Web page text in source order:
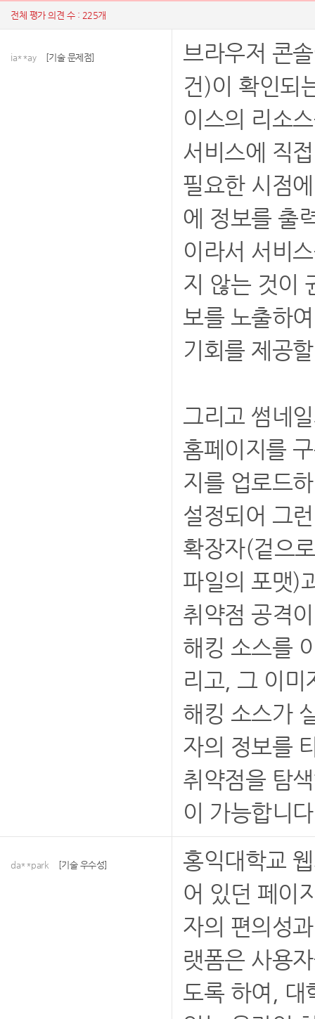
전체 평가 의견 수 : 225개
ia**ay [기술 문제점]
브라우저 콘
건)이 확인되
이스의 리소
서비스에 직
필요한 시점
에 정보를 출
이라서 서비
지 않는 것이
보를 노출하
기회를 제공
그리고 썸네
홈페이지를
지를 업로드
설정되어 그
확장자(겉으
파일의 포맷)
취약점 공격
해킹 소스를
리고, 그 이미
해킹 소스가
자의 정보를
취약점을 탐
이 가능합니
da**park [기술 우수성]
홍익대학교
어 있던 페이
자의 편의성
랫폼은 사용
도록 하여, 대